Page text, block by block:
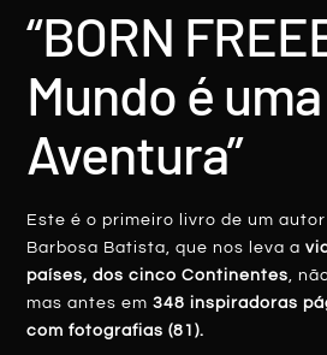
“BORN
Mundo é uma
Aventura”
Este é o primeiro livro de um
Barbosa Batista, que nos leva a
países, dos cinco Continentes,
mas antes em348 inspiradoras
com fotografias (81).